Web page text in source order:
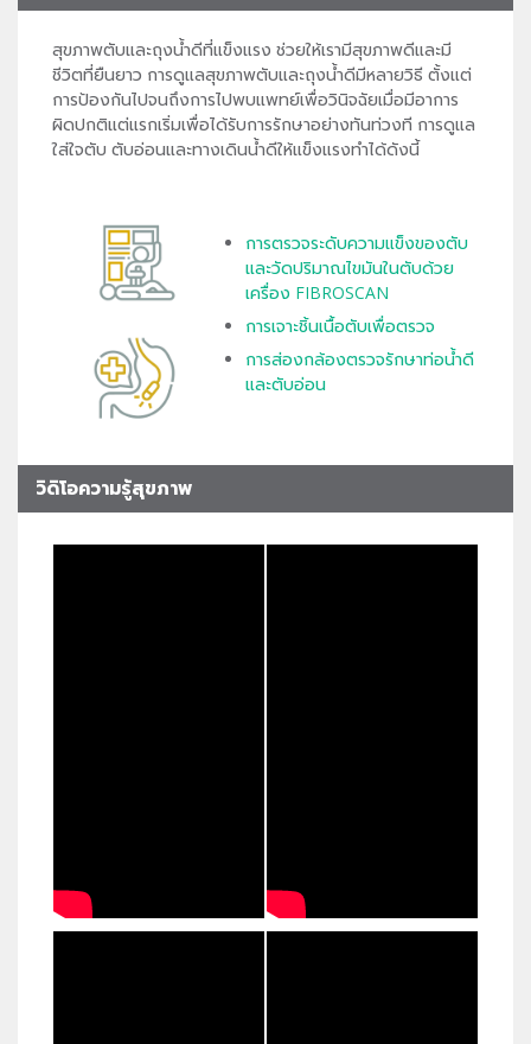
สุขภาพตับและถุงน้ำดีที่แข็งแรง ช่วยให้เรามีสุขภาพดีและมี
ชีวิตที่ยืนยาว การดูแลสุขภาพตับและถุงน้ำดีมีหลายวิธี ตั้งแต่
การป้องกันไปจนถึงการไปพบแพทย์เพื่อวินิจฉัยเมื่อมีอาการ
ผิดปกติแต่แรกเริ่มเพื่อได้รับการรักษาอย่างทันท่วงที การดูแล
ใส่ใจตับ ตับอ่อนและทางเดินน้ำดีให้แข็งแรงทำได้ดังนี้
การตรวจระดับความแข็งของตับ
และวัดปริมาณไขมันในตับด้วย
เครื่อง FIBROSCAN
การเจาะชิ้นเนื้อตับเพื่อตรวจ
การส่องกล้องตรวจรักษาท่อน้ำดี
และตับอ่อน
วิดิโอความรู้สุขภาพ